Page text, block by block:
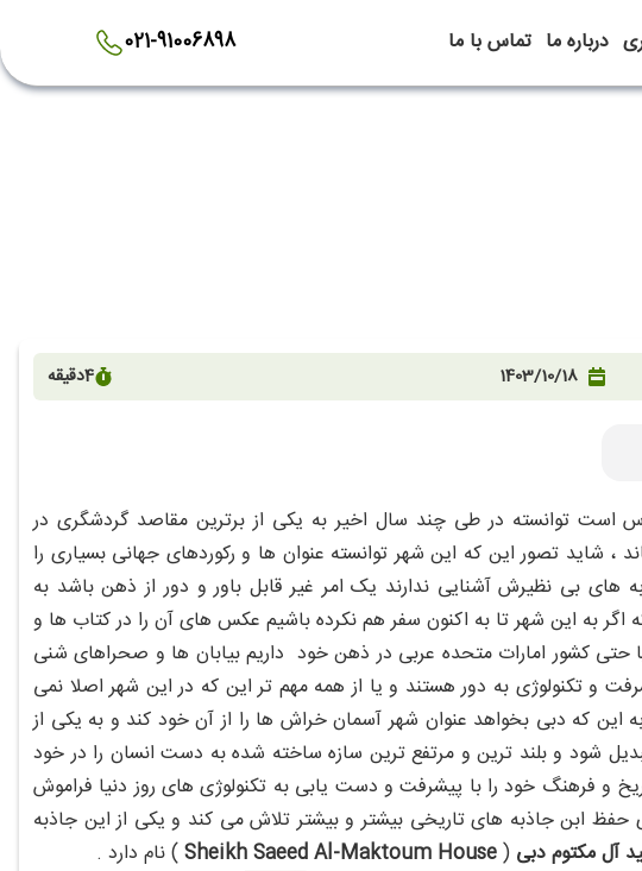
درباره ما تماس با ما
021-91006898
1403/10/18
4دقیقه
است توانسته در طی چند سال اخیر به یکی از برترین مقاصد گردشگری در
شاید تصور این که این شهر توانسته عنوان ها و رکوردهای جهانی بسیاری را
بی نظیرش آشنایی ندارند یک امر غیر قابل باور و دور از ذهن باشد به
اگر به این شهر تا به اکنون سفر هم نکرده باشیم عکس های آن را در کتاب ها و
حتی کشور امارات متحده عربی در ذهن خود داریم بیابان ها و صحراهای شنی
و تکنولوژی به دور هستند و یا از همه مهم تر این که در این شهر اصلا نمی
که دبی بخواهد عنوان شهر آسمان خراش ها را از آن خود کند و به یکی از
شود و بلند ترین و مرتفع ترین سازه ساخته شده به دست انسان را در خود
و فرهنگ خود را با پیشرفت و دست یابی به تکنولوژی های روز دنیا فراموش
ابن جاذبه های تاریخی بیشتر و بیشتر تلاش می کند و یکی از این جاذبه
آل مکتوم دبی (
Sheikh Saeed Al-Maktoum House ) نام دارد .